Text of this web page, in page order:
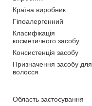
Країна виробник
Гіпоалергенний
Класифікація
косметичного засобу
Консистенція засобу
Призначення засобу для
волосся
Область застосування